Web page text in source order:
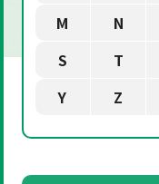
M
N
S
T
Y
Z